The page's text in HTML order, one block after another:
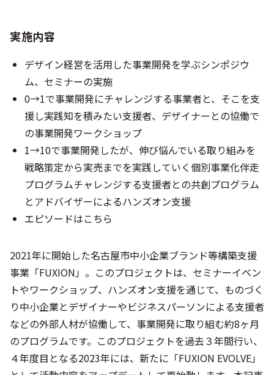
実施内容
デザイン経営を活用した事業開発を学ぶシンポジウ
ム、セミナーの実施
0→1で事業開発にチャレンジする事業者と、そこを支
援し実践知を積みたい支援者、デザイナーとの協働で
の事業開発ワークショップ
1→10で事業開発したが、伸び悩んでいる取り組みを
戦略策定から実売までを実践していく個別事業化伴走
プログラムチャレンジする支援者との共創プログラム
とアドバイザーによるハンズオン支援
エピソードはこちら
2021年に開始した名古屋市中小企業ブランド等構築支援
事業「FUXION」。このプロジェクトは、セミナーイベン
トやワークショップ、ハンズオン支援を通じて、ものづく
り中小企業とデザイナーやビジネスパーソンによる支援者
などの外部人材が協働して、事業開発に取り組む約8ヶ月
のプログラムです。このプロジェクトを過去３年間行い、
４年度目となる2023年には、新たに「FUXION EVOLVE」